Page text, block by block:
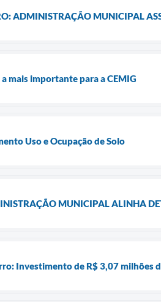
ADMINISTRAÇÃO MUNICIPAL
mais importante para a CEMIG
Uso e Ocupação de Solo
MUNICIPAL ALINHA
Investimento de R$ 3,07